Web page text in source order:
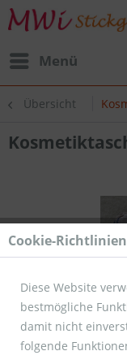
Menü
Übersicht
Cookie-Richtlinien
Diese Website
bestmögliche
damit nicht
folgende